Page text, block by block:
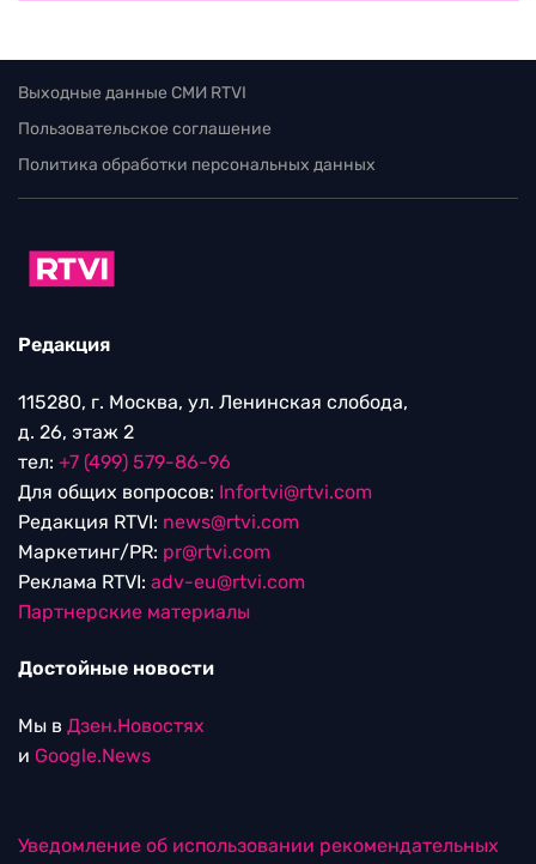
Выходные данные СМИ RTVI
Пользовательское соглашение
Политика обработки персональных данных
Редакция
115280, г. Москва, ул. Ленинская слобода,
д. 26, этаж 2
тел: +7 (499) 579-86-96
Для общих вопросов: Infortvi@rtvi.com
Редакция RTVI: news@rtvi.com
Маркетинг/PR: pr@rtvi.com
Реклама RTVI: adv-eu@rtvi.com
Партнерские материалы
Достойные новости
Мы в Дзен.Новостях
и Google.News
Уведомление об использовании рекомендательных